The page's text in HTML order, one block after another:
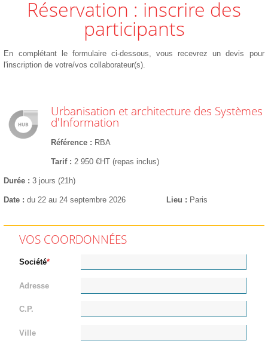
Réservation : inscrire des
participants
En complétant le formulaire ci-dessous, vous recevrez un devis pour
l'inscription de votre/vos collaborateur(s).
Urbanisation et architecture des Systèmes
d'Information
Référence RBA
Tarif 2 950 €HT (repas inclus)
Durée 3 jours (21h)
Date du 22 au 24 septembre 2026 Lieu Paris
VOS COORDONNÉES
Société
Adresse
C.P.
Ville